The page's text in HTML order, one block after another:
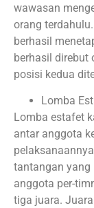
wawasan
orang
berhasil
berhasil direbut
posisi kedua
Lomba
Lomba estafet
antar anggota
tantangan yang
anggota per-
tiga juara.